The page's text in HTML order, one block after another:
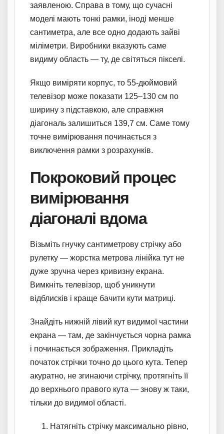
заявленою. Справа в тому, що сучасні
моделі мають тонкі рамки, іноді менше
сантиметра, але все одно додають зайві
міліметри. Виробники вказують саме
видиму область — ту, де світяться пікселі.
Якщо виміряти корпус, то 55-дюймовий
телевізор може показати 125–130 см по
ширину з підставкою, але справжня
діагональ залишиться 139,7 см. Саме тому
точне вимірювання починається з
виключення рамки з розрахунків.
Покроковий процес
вимірювання
діагоналі вдома
Візьміть гнучку сантиметрову стрічку або
рулетку — жорстка метрова лінійка тут не
дуже зручна через кривизну екрана.
Вимкніть телевізор, щоб уникнути
відблисків і краще бачити кути матриці.
Знайдіть нижній лівий кут видимої частини
екрана — там, де закінчується чорна рамка
і починається зображення. Прикладіть
початок стрічки точно до цього кута. Тепер
акуратно, не згинаючи стрічку, протягніть її
до верхнього правого кута — знову ж таки,
тільки до видимої області.
Натягніть стрічку максимально рівно,